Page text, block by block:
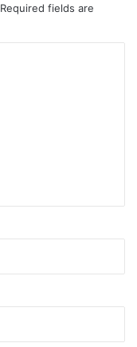
Required fields are